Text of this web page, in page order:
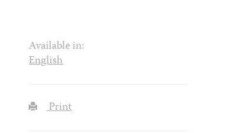
Available in:
English
Print